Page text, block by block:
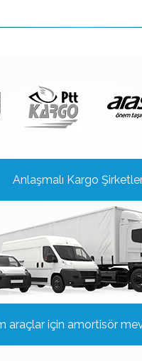
Anlaşmalı Kargo
araçlar için amortisör